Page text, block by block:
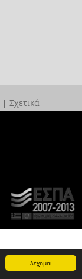
Δέχομαι
| Σχετικά